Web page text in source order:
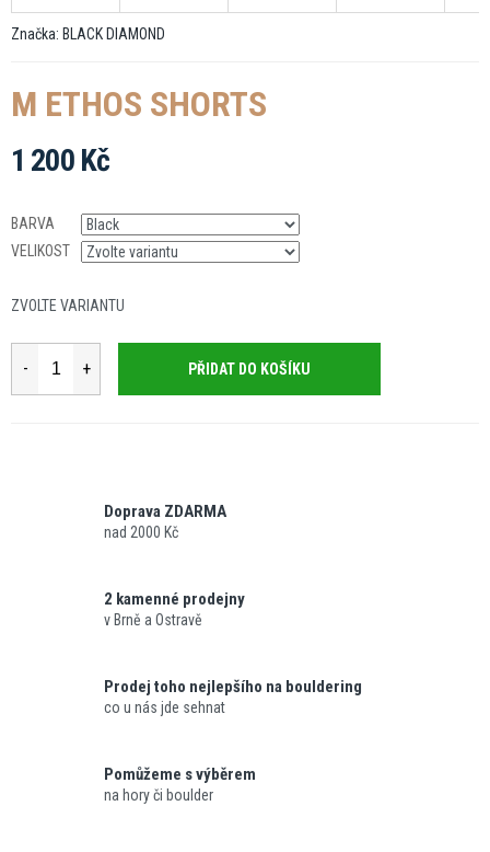
Značka: BLACK DIAMOND
M ETHOS SHORTS
1 200 Kč
cena:
BARVA
VELIKOST
ZVOLTE VARIANTU
PŘIDAT DO KOŠÍKU
Doprava ZDARMA
nad 2000 Kč
2 kamenné prodejny
v Brně a Ostravě
Prodej toho nejlepšího na bouldering
co u nás jde sehnat
Pomůžeme s výběrem
na hory či boulder